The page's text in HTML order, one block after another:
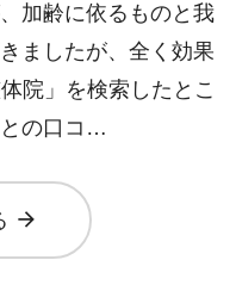
加齢に依るものと我
ましたが、全く効果
院」を検索したとこ
の口コ…
arrow_forward